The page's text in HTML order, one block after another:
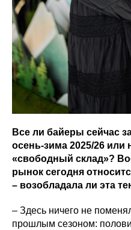
Все ли байеры сейчас
осень-зима 2025/26 или
«свободный склад»?
рынок сегодня
– возобладала ли эта
– Здесь ничего не
прошлым сезоном: